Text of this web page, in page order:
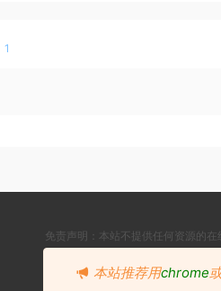
1
免责声明：本站不提供任何资源的
本站推荐用chrome